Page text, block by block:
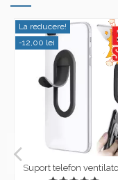
La reducere!
-12,00 lei
Suport telefon